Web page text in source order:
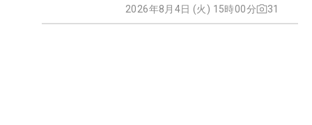
2026年8月4日 (火) 15時00分 31